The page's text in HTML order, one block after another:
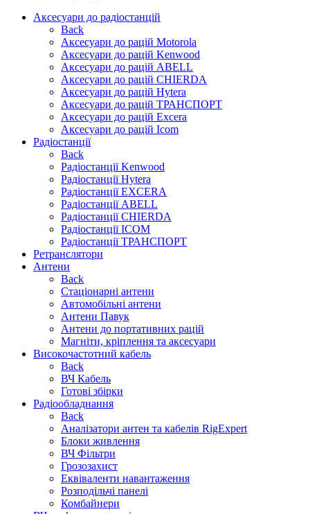
Аксесуари до радіостанцій
Back
Аксесуари до рацій Motorola
Аксесуари до рацій Kenwood
Аксесуари до рацій ABELL
Аксесуари до рацій CHIERDA
Аксесуари до рацій Hytera
Аксесуари до рацій ТРАНСПОРТ
Аксесуари до рацій Excera
Аксесуари до рацій Icom
Радіостанції
Back
Радіостанції Kenwood
Радіостанції Hytera
Радіостанції EXCERA
Радіостанції ABELL
Радіостанції CHIERDA
Радіостанції ICOM
Радіостанції ТРАНСПОРТ
Ретранслятори
Антени
Back
Стаціонарні антени
Автомобільні антени
Антени Павук
Антени до портативних рацій
Магніти, кріплення та аксесуари
Високочастотний кабель
Back
ВЧ Кабель
Готові збірки
Радіообладнання
Back
Аналізатори антен та кабелів RigExpert
Блоки живлення
ВЧ Фільтри
Грозозахист
Еквіваленти навантаження
Розподільчі панелі
Комбайнери